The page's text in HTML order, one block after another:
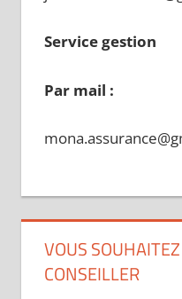
Service gestion
Par mail :
VOUS
CONSEILLER